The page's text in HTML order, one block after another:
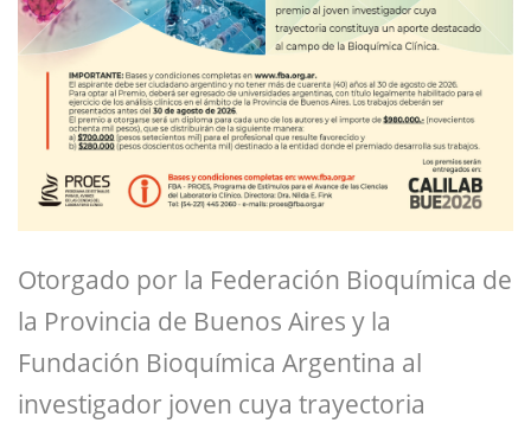
Otorgado por la Federación Bioquímica de
la Provincia de Buenos Aires y la
Fundación Bioquímica Argentina al
investigador joven cuya trayectoria